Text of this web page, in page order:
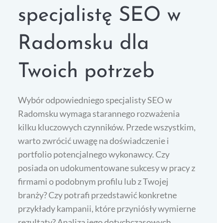
specjalistę SEO w
Radomsku dla
Twoich potrzeb
Wybór odpowiedniego specjalisty SEO w
Radomsku wymaga starannego rozważenia
kilku kluczowych czynników. Przede wszystkim,
warto zwrócić uwagę na doświadczenie i
portfolio potencjalnego wykonawcy. Czy
posiada on udokumentowane sukcesy w pracy z
firmami o podobnym profilu lub z Twojej
branży? Czy potrafi przedstawić konkretne
przykłady kampanii, które przyniósły wymierne